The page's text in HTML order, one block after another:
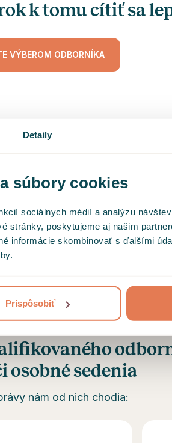
Detaily
súbory cookies
sociálnych médií a analýzu
stránky, poskytujeme aj našim
informácie skombinovať s ďalšími
Prispôsobiť
k tomu cítiť sa
VÝBEROM ODBORNÍKA
viac ako 50 000
osobné sedenia
nám od nich chodia: